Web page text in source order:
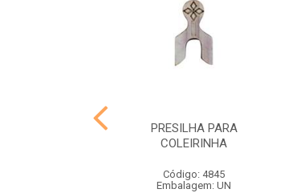
PRESILHA PARA
COLEIRINHA
Código: 4845
Embalagem: UN